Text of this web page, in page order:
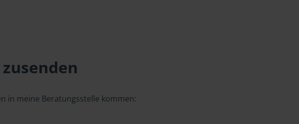
in meine Beratungsstelle kommen: